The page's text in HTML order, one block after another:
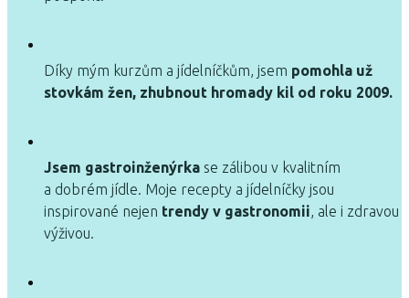
Díky mým kurzům a jídelníčkům, jsem pomohla už
stovkám žen, zhubnout hromady kil od roku 2009.
Jsem gastroinženýrka se zálibou v kvalitním
a dobrém jídle. Moje recepty a jídelníčky jsou
inspirované nejen trendy v gastronomii, ale i zdravou
výživou.